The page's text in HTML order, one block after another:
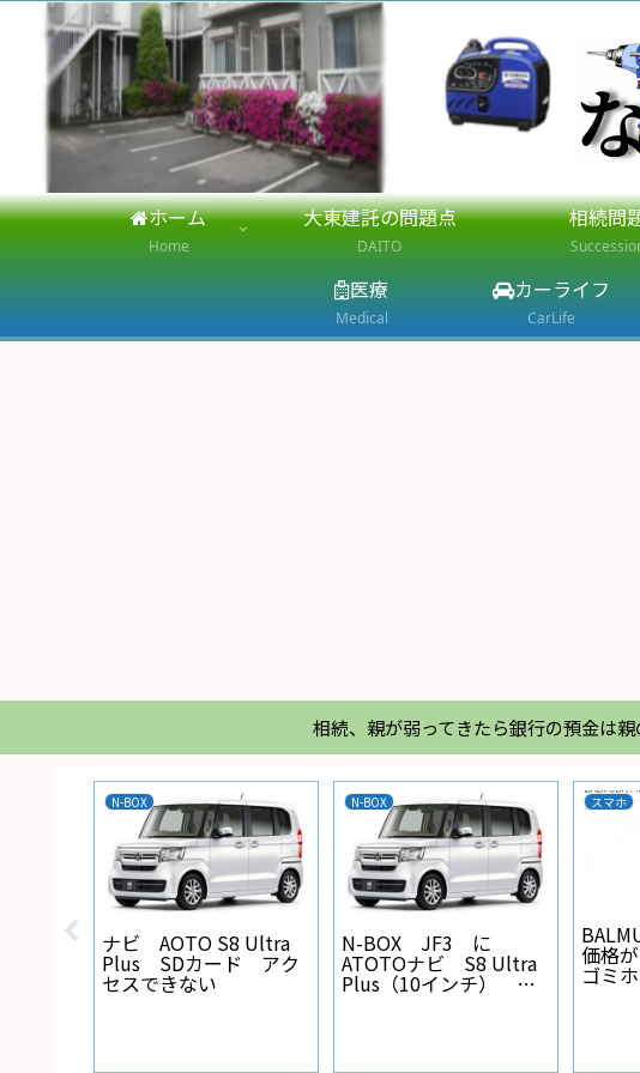
ホーム
Home
大東建託の問題点
DAITO
相続問
医療
Medical
カーライフ
CarLife
相続、親が弱ってきたら銀行の預金は
N-BOX
ナビ AOTO S8 Ultra
Plus SDカード アク
セスできない
N-BOX
N-BOX JF3 に
ATOTOナビ S8 Ultra
Plus（10インチ） を
取り付けた
スマホ
価格
ゴミ